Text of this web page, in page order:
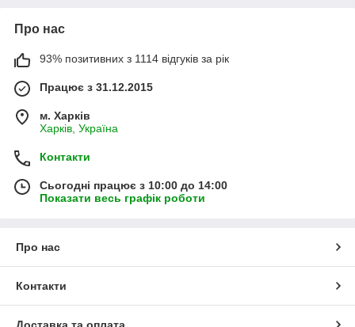
Про нас
93% позитивних з 1114 відгуків за рік
Працює з 31.12.2015
м. Харків
Харків, Україна
Контакти
Сьогодні працює з 10:00 до 14:00
Показати весь графік роботи
Про нас
Контакти